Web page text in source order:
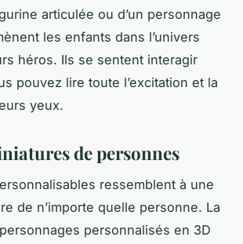
articulée ou d’un personnage
les enfants dans l’univers
héros. Ils se sentent interagir
pouvez lire toute l’excitation et la
yeux.
de personnes
ressemblent à une
de n’importe quelle personne. La
personnalisés en 3D